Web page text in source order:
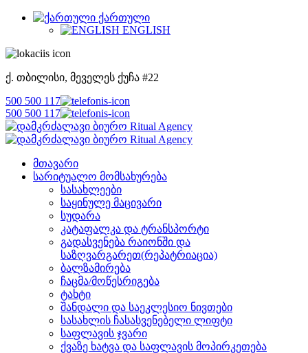
ᲥᲐᲠᲗᲣᲚᲘ
ENGLISH
ქ. თბილისი, მეველეს ქუჩა #22
500 500 117
500 500 117
ᲛᲗᲐᲕᲐᲠᲘ
ᲡᲐᲠᲘᲢᲣᲐᲚᲝ ᲛᲝᲛᲡᲐᲮᲣᲠᲔᲑᲐ
ᲡᲐᲡᲐᲮᲚᲔᲔᲑᲘ
ᲡᲐᲧᲘᲜᲣᲚᲔ ᲛᲐᲪᲘᲕᲐᲠᲘ
ᲡᲣᲓᲐᲠᲐ
ᲙᲐᲢᲐᲤᲐᲚᲙᲐ ᲓᲐ ᲢᲠᲐᲜᲡᲞᲝᲠᲢᲘ
ᲒᲐᲓᲐᲡᲕᲔᲜᲔᲑᲐ ᲠᲐᲘᲝᲜᲨᲘ ᲓᲐ
ᲡᲐᲖᲦᲕᲐᲠᲒᲐᲠᲔᲗ(ᲠᲔᲞᲐᲢᲠᲘᲐᲪᲘᲐ)
ᲑᲐᲚᲖᲐᲛᲘᲠᲔᲑᲐ
ᲩᲐᲪᲛᲐ/ᲛᲝᲬᲔᲡᲠᲘᲒᲔᲑᲐ
ᲢᲐᲮᲢᲘ
ᲨᲐᲜᲓᲐᲚᲘ ᲓᲐ ᲡᲐᲔᲙᲚᲔᲡᲘᲝ ᲜᲘᲕᲗᲔᲑᲘ
ᲡᲐᲡᲐᲮᲚᲘᲡ ᲩᲐᲡᲐᲡᲕᲔᲜᲔᲑᲔᲚᲘ ᲚᲘᲤᲢᲘ
ᲡᲐᲤᲚᲐᲕᲘᲡ ᲯᲕᲐᲠᲘ
ᲥᲕᲐᲖᲔ ᲮᲐᲢᲕᲐ ᲓᲐ ᲡᲐᲤᲚᲐᲕᲘᲡ ᲛᲝᲞᲘᲠᲙᲔᲗᲔᲑᲐ